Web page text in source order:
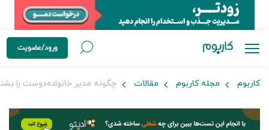
ورود/عضویت
کاربوم مجله کاربوم مقالات چگونه مدیر خانواده‌دوست را